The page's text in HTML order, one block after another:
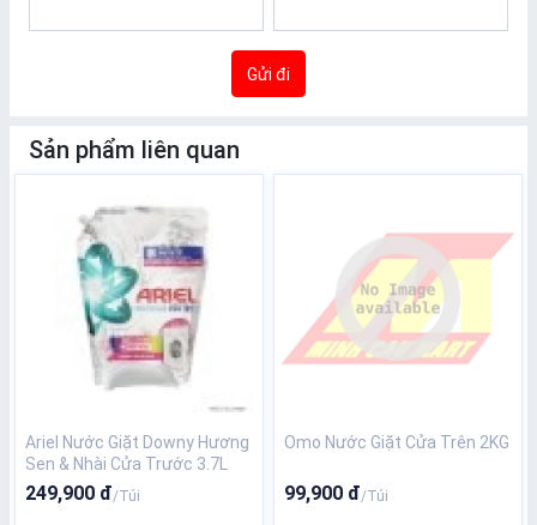
Gửi đi
Sản phẩm liên quan
Ariel Nước Giặt Downy Hương
Sen & Nhài Cửa Trước 3.7L
249,900 đ/Túi
Omo Nước Giặt Cửa Trên 2KG
99,900 đ/Túi